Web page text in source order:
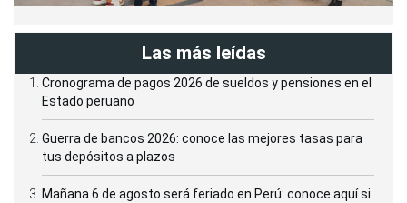
Las más leídas
Cronograma de pagos 2026 de sueldos y pensiones en el
Estado peruano
Guerra de bancos 2026: conoce las mejores tasas para
tus depósitos a plazos
Mañana 6 de agosto será feriado en Perú: conoce aquí si